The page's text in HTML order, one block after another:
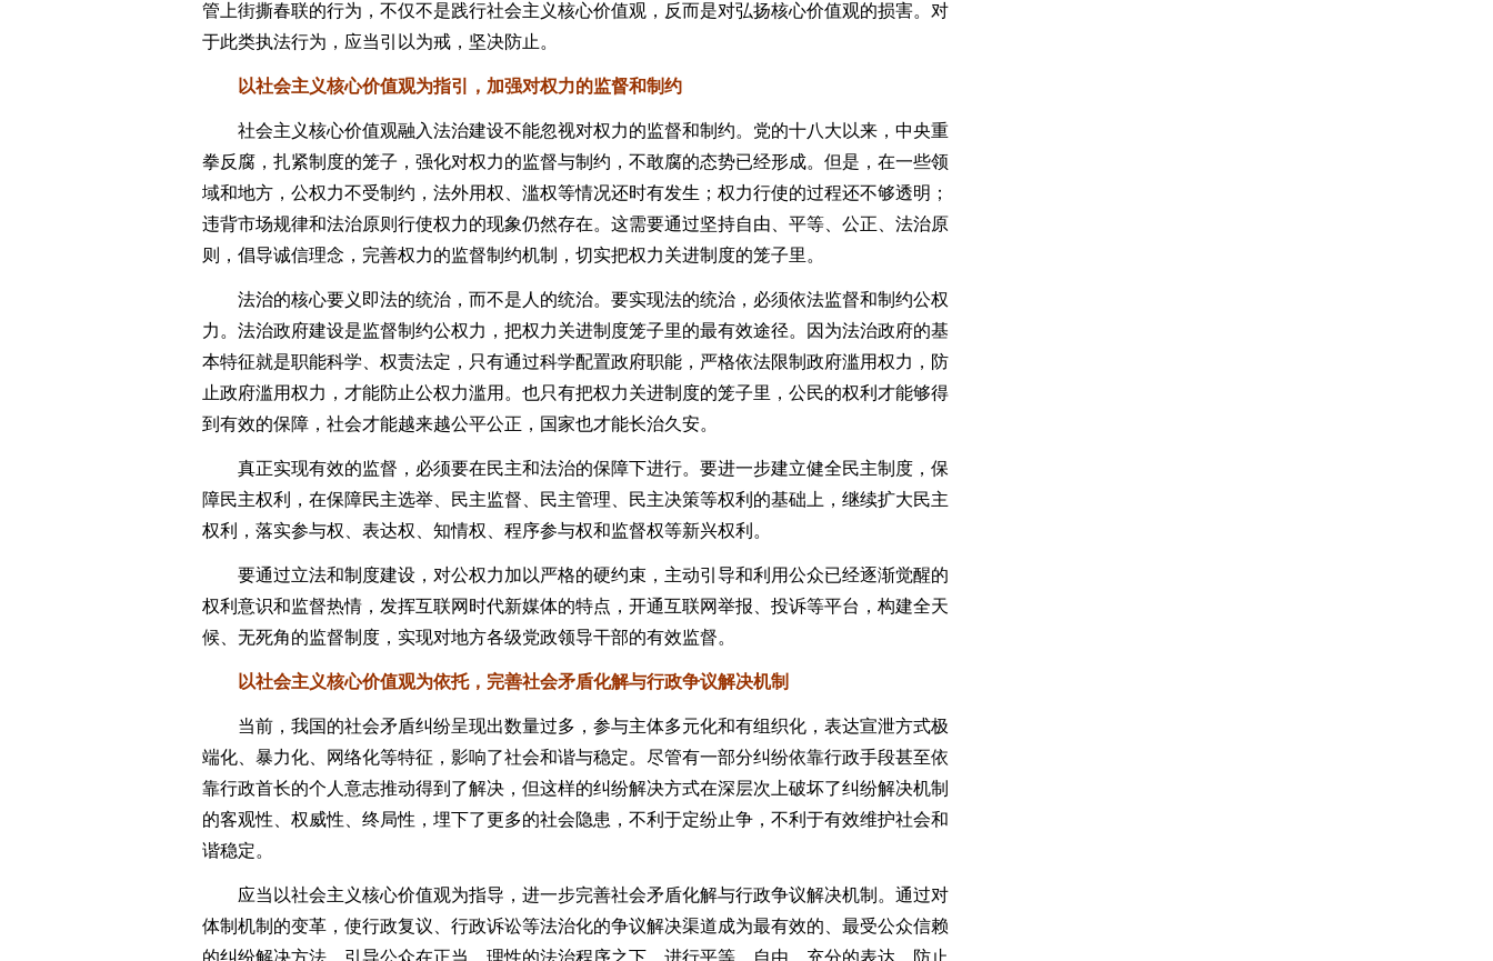
管上街撕春联的行为，不仅不是践行社会主义核心价值观，反而是对弘扬核心价值观的损害。对
于此类执法行为，应当引以为戒，坚决防止。
以社会主义核心价值观为指引，加强对权力的监督和制约
社会主义核心价值观融入法治建设不能忽视对权力的监督和制约。党的十八大以来，中央重
拳反腐，扎紧制度的笼子，强化对权力的监督与制约，不敢腐的态势已经形成。但是，在一些领
域和地方，公权力不受制约，法外用权、滥权等情况还时有发生；权力行使的过程还不够透明；
违背市场规律和法治原则行使权力的现象仍然存在。这需要通过坚持自由、平等、公正、法治原
则，倡导诚信理念，完善权力的监督制约机制，切实把权力关进制度的笼子里。
法治的核心要义即法的统治，而不是人的统治。要实现法的统治，必须依法监督和制约公权
力。法治政府建设是监督制约公权力，把权力关进制度笼子里的最有效途径。因为法治政府的基
本特征就是职能科学、权责法定，只有通过科学配置政府职能，严格依法限制政府滥用权力，防
止政府滥用权力，才能防止公权力滥用。也只有把权力关进制度的笼子里，公民的权利才能够得
到有效的保障，社会才能越来越公平公正，国家也才能长治久安。
真正实现有效的监督，必须要在民主和法治的保障下进行。要进一步建立健全民主制度，保
障民主权利，在保障民主选举、民主监督、民主管理、民主决策等权利的基础上，继续扩大民主
权利，落实参与权、表达权、知情权、程序参与权和监督权等新兴权利。
要通过立法和制度建设，对公权力加以严格的硬约束，主动引导和利用公众已经逐渐觉醒的
权利意识和监督热情，发挥互联网时代新媒体的特点，开通互联网举报、投诉等平台，构建全天
候、无死角的监督制度，实现对地方各级党政领导干部的有效监督。
以社会主义核心价值观为依托，完善社会矛盾化解与行政争议解决机制
当前，我国的社会矛盾纠纷呈现出数量过多，参与主体多元化和有组织化，表达宣泄方式极
端化、暴力化、网络化等特征，影响了社会和谐与稳定。尽管有一部分纠纷依靠行政手段甚至依
靠行政首长的个人意志推动得到了解决，但这样的纠纷解决方式在深层次上破坏了纠纷解决机制
的客观性、权威性、终局性，埋下了更多的社会隐患，不利于定纷止争，不利于有效维护社会和
谐稳定。
应当以社会主义核心价值观为指导，进一步完善社会矛盾化解与行政争议解决机制。通过对
体制机制的变革，使行政复议、行政诉讼等法治化的争议解决渠道成为最有效的、最受公众信赖
的纠纷解决方法，引导公众在正当、理性的法治程序之下，进行平等、自由、充分的表达，防止